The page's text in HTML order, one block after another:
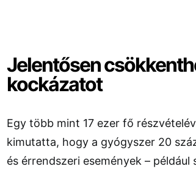
Jelentősen
kockázatot
Egy több mint 17 ezer fő
kimutatta, hogy a gyógyszer 20
és érrendszeri események –